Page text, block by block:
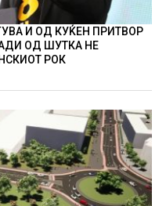
И ОД КУЌЕН ПРИТВОР
ОД ШУТКА НЕ
РОК